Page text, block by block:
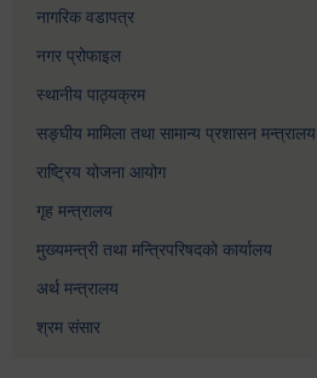
नागरिक वडापत्र
नगर प्रोफाइल
स्थानीय पाठ्यक्रम
सङ्घीय मामिला तथा सामान्य प्रशासन मन्त्रालय
राष्ट्रिय योजना आयोग
गृह मन्त्रालय
मुख्यमन्त्री तथा मन्त्रिपरिषदको कार्यालय
अर्थ मन्त्रालय
श्रम संसार